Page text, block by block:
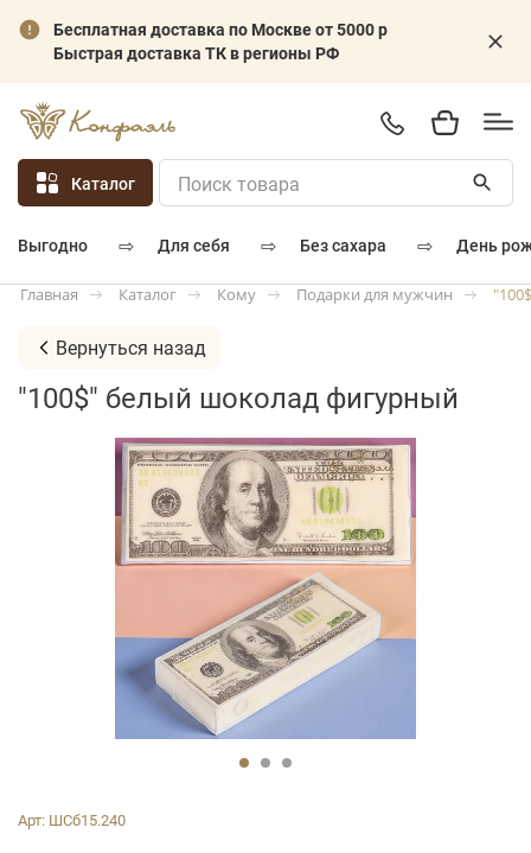
Бесплатная доставка по Москве от 5000 р
Быстрая доставка ТК в регионы РФ
Каталог
выгодно ⇨ для себя ⇨ без сахара ⇨ день
Главная Каталог Кому Подарки для мужчин
Вернуться назад
"100$" белый шоколад фигурный
Арт: ШСб15.240